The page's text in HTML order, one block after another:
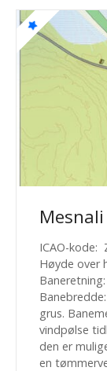
Mesnali
ICAO-kode:
Høyde over
grus.
vindpølse
den er
en